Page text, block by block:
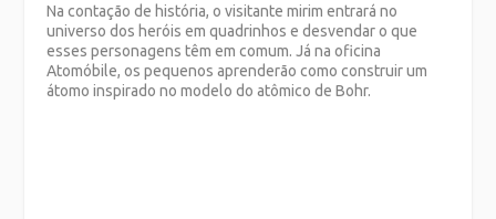
Na contação de história, o visitante mirim entrará no
universo dos heróis em quadrinhos e desvendar o que
esses personagens têm em comum. Já na oficina
Atomóbile, os pequenos aprenderão como construir um
átomo inspirado no modelo do atômico de Bohr.